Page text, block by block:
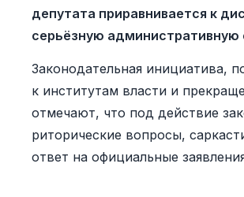
депутата приравнивается к
серьёзную административную
Законодательная инициатива,
к институтам власти и
отмечают, что под действие
риторические вопросы,
ответ на официальные